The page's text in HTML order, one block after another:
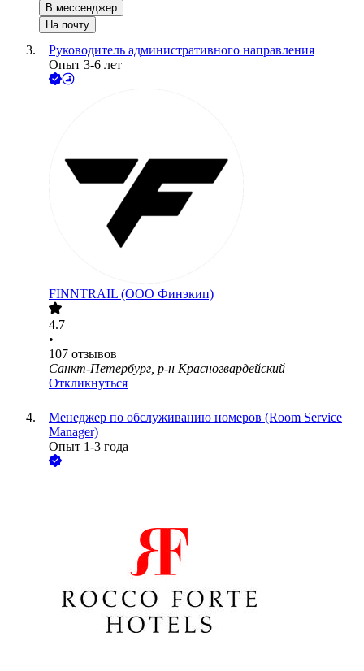
В мессенджер
На почту
Руководитель административного направления
Опыт 3-6 лет
FINNTRAIL (ООО Финэкип)
4.7
•
107 отзывов
Санкт-Петербург, р-н Красногвардейский
Откликнуться
Менеджер по обслуживанию номеров (Room Service
Manager)
Опыт 1-3 года